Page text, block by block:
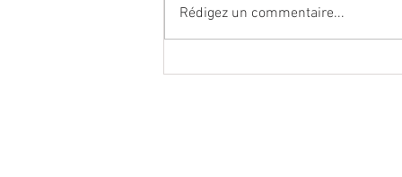
Rédigez un commentaire...